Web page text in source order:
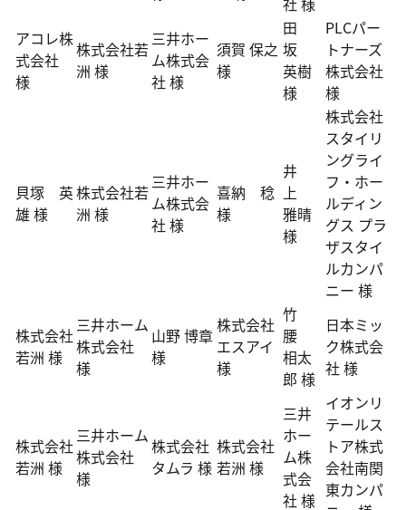
アコレ株
式会社
様
株式会社若
洲 様
三井ホー
ム株式会
社 様
須賀 保之
様
田
坂
英樹
様
PLCパー
トナーズ
株式会社
様
貝塚 英
雄 様
株式会社若
洲 様
三井ホー
ム株式会
社 様
喜納 稔
様
井
上
雅晴
様
株式会社
スタイリ
ングライ
フ・ホー
ルディン
グス プラ
ザスタイ
ルカンパ
ニー 様
株式会社
若洲 様
三井ホーム
株式会社
様
山野 博章
様
株式会社
エスアイ
様
竹
腰
相太
郎 様
日本ミッ
ク株式会
社 様
株式会社
若洲 様
三井ホーム
株式会社
様
株式会社
タムラ 様
株式会社
若洲 様
三井
ホー
ム株
式会
社 様
イオンリ
テールス
トア株式
会社南関
東カンパ